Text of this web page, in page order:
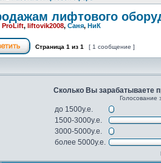
лифтового
ProLift, liftovik2008, Саня, НиК
Страница 1 из 1 [ 1 сообщение ]
Сколько Вы зарабатываете
Голосование
до 1500у.е.
1500-3000у.е.
3000-5000у.е.
более 5000у.е.